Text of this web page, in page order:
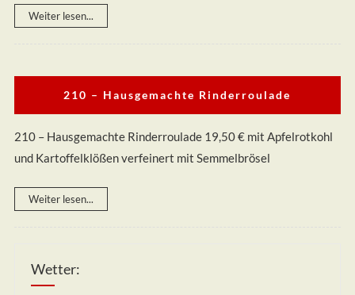
Weiter lesen...
210 – Hausgemachte Rinderroulade
210 – Hausgemachte Rinderroulade 19,50 € mit Apfelrotkohl
und Kartoffelklößen verfeinert mit Semmelbrösel
Weiter lesen...
Wetter: